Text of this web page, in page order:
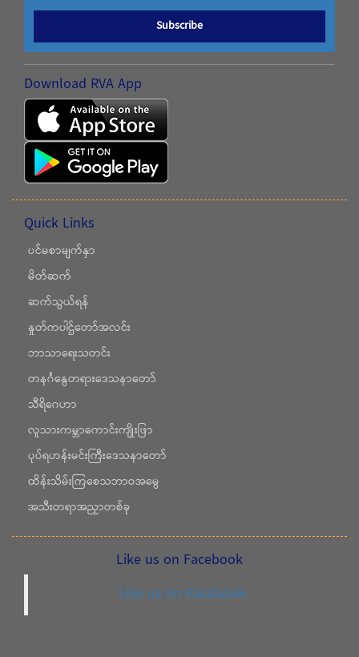
Subscribe
Download RVA App
Quick Links
ပင်မစာမျက်နှာ
မိတ်ဆက်
ဆက်သွယ်ရန်
နှုတ်ကပါဌ်တော်အလင်း
ဘာသာရေးသတင်း
တနင်္ဂနွေတရားဒေသနာတော်
သီရိဂေဟာ
လူသားကမ္ဘာကောင်းကျိုးဖြာ
ပုပ်ရဟန်းမင်းကြီးဒေသနာတော်
ထိန်းသိမ်းကြစေသဘာဝအမွေ
အသီးတရာအညှာတစ်ခု
Like us on Facebook
Like us on Facebook